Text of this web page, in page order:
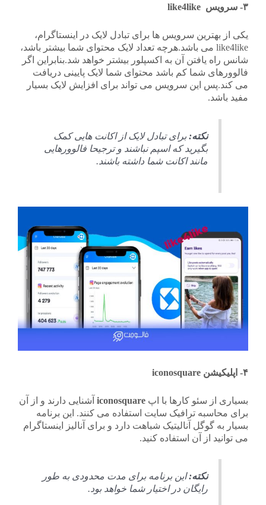
۳- سرویس like4like
یکی از بهترین سرویس ها برای تبادل لایک در اینستاگرام،
like4like می باشد.هرچه تعداد لایک محتوای شما بیشتر باشد،
شانس راه یافتن آن به اکسپلور بیشتر خواهد شد.بنابراین اگر
فالوورهای شما کم باشد محتوای شما لایک پایینی دریافت
می کند.پس این سرویس می تواند برای افزایش لایک بسیار
مفید باشد.
نکته: برای تبادل لایک از اکانت هایی کمک
بگیرید که اسپم نباشند و ترجیحا فالوورهایی
مانند اکانت شما داشته باشند.
۴- اپلیکیشن iconosquare
بسیاری از سئو کارها با اپ iconosquare آشنایی دارند و از آن
برای محاسبه ترافیک سایت استفاده می کنند. این برنامه
بسیار به گوگل آنالیتیک شباهت دارد و برای آنالیز اینستاگرام
می توانید از آن استفاده کنید.
نکته:این برنامه برای مدت محدودی به طور
رایگان در اختیار شما خواهد بود.